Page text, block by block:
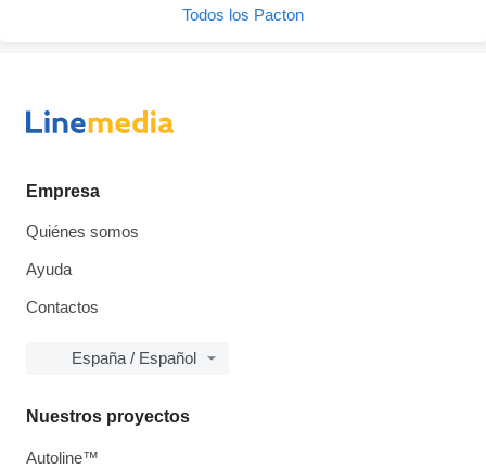
Todos los Pacton
Empresa
Quiénes somos
Ayuda
Contactos
España / Español
Nuestros proyectos
Autoline™